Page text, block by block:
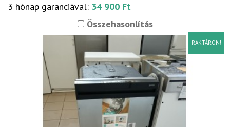
3 hónap garanciával: 34 900 Ft
Összehasonlítás
RAKTÁRON!